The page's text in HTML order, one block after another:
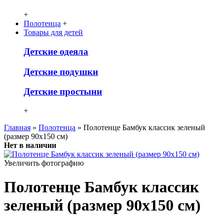
+
Полотенца +
Товары для детей
Детcкие одеяла
Детские подушки
Детские простыни
+
Главная » Полотенца » Полотенце Бамбук классик зеленый
(размер 90х150 см)
Нет в наличии
Увеличить фотографию
Полотенце Бамбук классик
зеленый (размер 90х150 см)